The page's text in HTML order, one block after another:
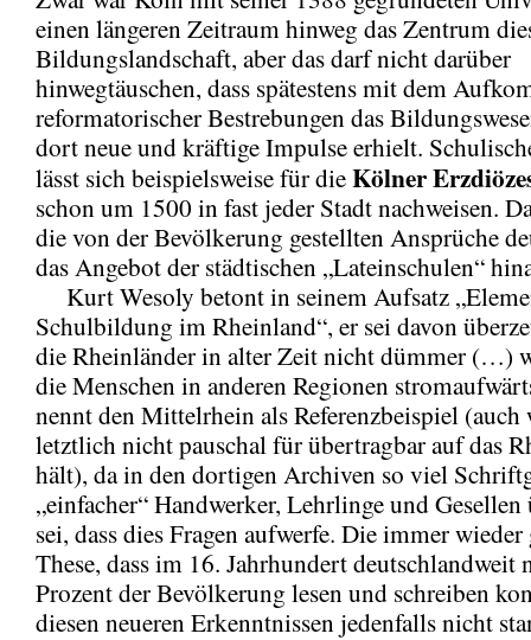
einen längeren Zeitraum hinweg das Zentrum
Bildungslandschaft, aber das darf nicht darüber
hinwegtäuschen, dass spätestens mit dem
reformatorischer Bestrebungen das
dort neue und kräftige Impulse erhielt.
lässt sich beispielsweise für dieKölner
schon um 1500 in fast jeder Stadt nachweisen.
die von der Bevölkerung gestellten Ansprüche
das Angebot der städtischen „Lateinschulen“
Kurt Wesoly betont in seinem Aufsatz
Schulbildung im Rheinland“, er sei davon
die Rheinländer in alter Zeit nicht dümmer (…)
die Menschen in anderen Regionen
nennt den Mittelrhein als Referenzbeispiel (auch
letztlich nicht pauschal für übertragbar auf das
hält), da in den dortigen Archiven so viel
„einfacher“ Handwerker, Lehrlinge und
sei, dass dies Fragen aufwerfe. Die immer wieder
These, dass im 16. Jahrhundert
Prozent der Bevölkerung lesen und schreiben
diesen neueren Erkenntnissen jedenfalls nicht